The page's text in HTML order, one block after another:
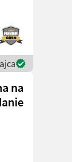
na